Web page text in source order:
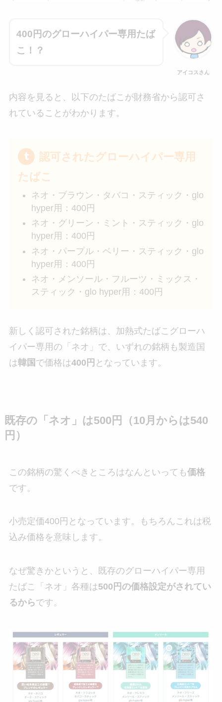
400円のグローハイパー専用たば
こ！？
アイコスさん
内容を見ると、以下のたばこが財務省から認可さ
れていることがわかります。
認可されたグローハイパー専用
たばこ
ネオ・ブラウン・タバコ・スティック・glo
hyper用：400円
ネオ・グリーン・ミント・スティック・glo
hyper用：400円
ネオ・パープル・ベリー・スティック・glo
hyper用：400円
ネオ・メンソール・フルーツ・ミックス・
スティック・glo hyper用：400円
新しく認可された銘柄は、加熱式たばこグローハ
イパー専用の「ネオ」で、いずれの銘柄も製造国
は韓国 で価格は400円 となっています。
既存の「ネオ」は500円（10月からは540
円）
この銘柄の驚くべきところはなんといっても価格
です。
小売定価400円となっています。もちろんこれは税
込み価格を意味します。
なぜ驚きかというと、既存のグローハイパー専用
たばこ「ネオ」各種は500円の価格設定がされてい
るからです。